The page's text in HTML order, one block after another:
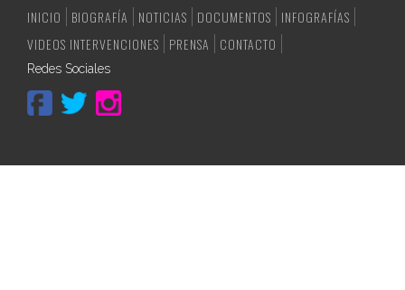
INICIO
BIOGRAFÍA NOTICIAS DOCUMENTOS
INFOGRAFÍAS
VIDEOS INTERVENCIONES
PRENSA CONTACTO
Redes Sociales